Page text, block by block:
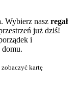
Wybierz nasz regał
już dziś!
i
kartę